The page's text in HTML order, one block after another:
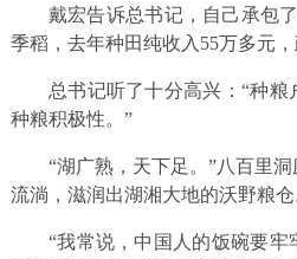
戴宏告诉总书记，自己承包
季稻，去年种田纯收入55万多元，
总书记听了十分高兴：“种
种粮积极性。”
“湖广熟，天下足。”八百里
流淌，滋润出湖湘大地的沃野粮仓
“我常说，中国人的饭碗要